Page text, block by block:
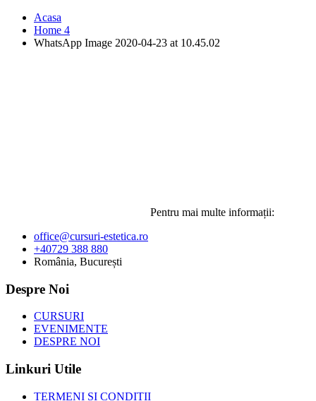
Acasa
Home 4
WhatsApp Image 2020-04-23 at 10.45.02
Pentru mai multe informații:
office@cursuri-estetica.ro
+40729 388 880
România, București
Despre Noi
CURSURI
EVENIMENTE
DESPRE NOI
Linkuri Utile
TERMENI SI CONDITII